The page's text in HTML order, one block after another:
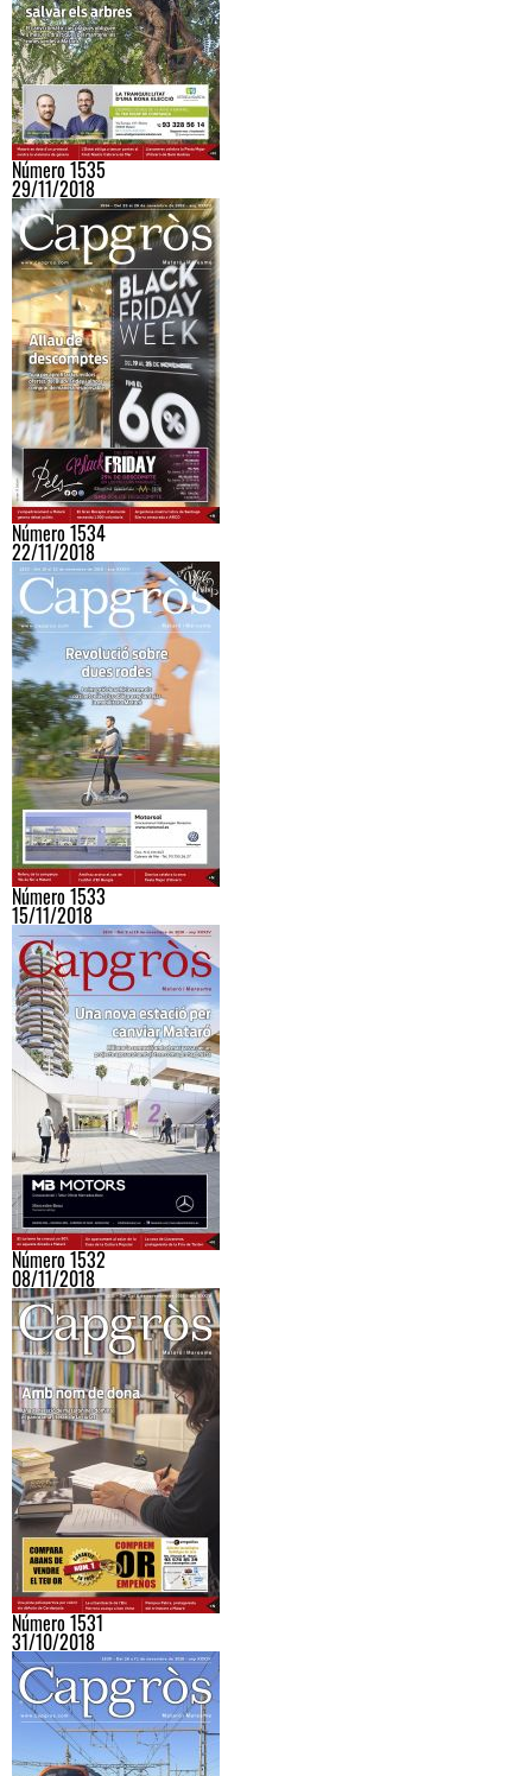
Número 1535
29/11/2018
Número 1534
22/11/2018
Número 1533
15/11/2018
Número 1532
08/11/2018
Número 1531
31/10/2018